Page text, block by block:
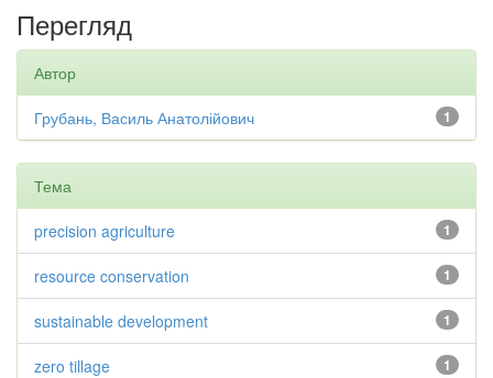
Перегляд
Автор
1
Грубань, Василь Анатолійович
Тема
1
precision agriculture
1
resource conservation
1
sustainable development
1
zero tillage